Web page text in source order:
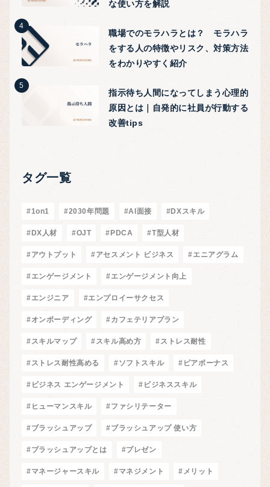
な使い方を解説
職場でのモラハラとは？ モラハラ
をする人の特徴やリスク、対策方法
をわかりやすく紹介
指示待ち人間になってしまう心理的
原因とは｜自発的に社員が行動する
改善tips
タグ一覧
#1on1 #2030年問題 #AI面接 #DXスキル
#DX人材 #OJT #PDCA #T型人材
#アウトプット #アセスメント ビジネス #エニアグラム
#エンゲージメント #エンゲージメント向上
#エンジニア #エンプロイーサクセス
#オンボーディング #カフェテリアプラン
#スキルマップ #スキル高め方 #ストレス耐性
#ストレス耐性高める #ソフトスキル #ピアボーナス
#ビジネス エンゲージメント #ビジネススキル
#ヒューマンスキル #ファシリテーター
#ブラッシュアップ #ブラッシュアップ 使い方
#ブラッシュアップとは #プレゼン
#マネージャースキル #マネジメント #メリット